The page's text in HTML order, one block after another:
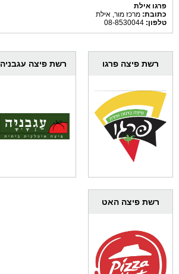
פרגו אילת
כתובת: מרכז מור, אילת
טלפון:
רשת פיצה פרגו רשת פיצה עגבניה
רשת פיצה האט